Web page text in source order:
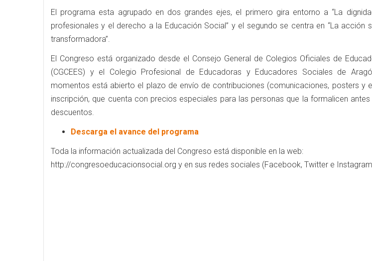
El programa esta agrupado en dos grandes ejes, el primero gira entorno a “La
profesionales y el derecho a la Educación Social” y el segundo se centra en “La
transformadora”.
El Congreso está organizado desde el Consejo General de Colegios Oficiales de
(CGCEES) y el Colegio Profesional de Educadoras y Educadores Sociales de
momentos está abierto el plazo de envío de contribuciones (comunicaciones, posters y
inscripción, que cuenta con precios especiales para las personas que la formalicen
descuentos.
Descarga el avance del programa
Toda la información actualizada del Congreso está disponible en la web:
http://congresoeducacionsocial.org y en sus redes sociales (Facebook, Twitter e